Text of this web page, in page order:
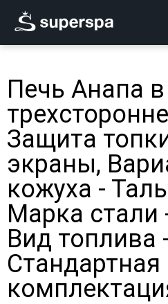
Печь Анапа в
Защита
экраны,
кожуха -
Марка стали
Вид топлива
Стандартная